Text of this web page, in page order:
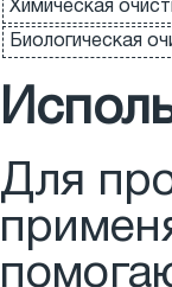
Химическая
Биологическая
Для